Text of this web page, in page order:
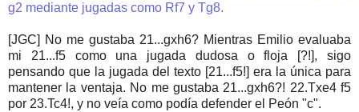
g2 mediante jugadas como Rf7 y Tg8.
[JGC] No me gustaba 21...gxh6? Mientras Emilio evaluaba
mi 21...f5 como una jugada dudosa o floja [?!], sigo
pensando que la jugada del texto [21...f5!] era la única para
mantener la ventaja. No me gustaba 21...gxh6?! 22.Txe4 f5
por 23.Tc4!, y no veía como podía defender el Peón "c".